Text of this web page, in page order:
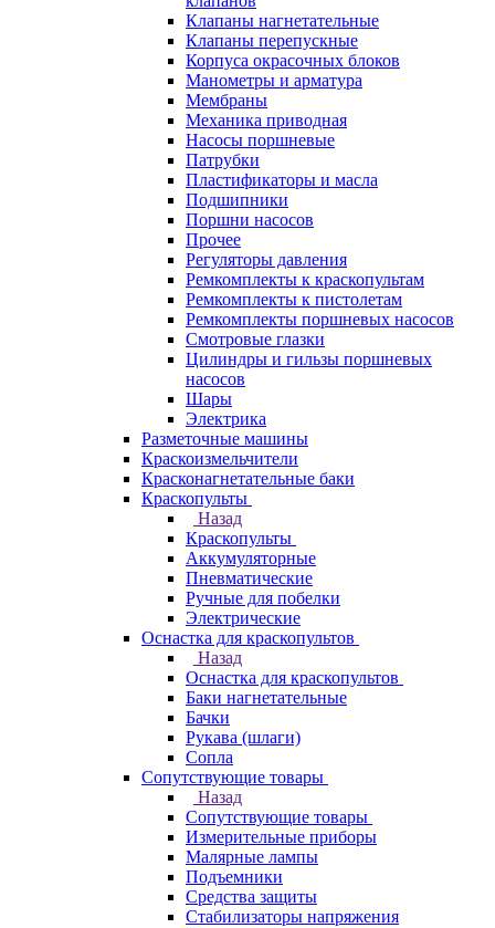
Клапаны нагнетательные
Клапаны перепускные
Корпуса окрасочных блоков
Манометры и арматура
Мембраны
Механика приводная
Насосы поршневые
Патрубки
Пластификаторы и масла
Подшипники
Поршни насосов
Прочее
Регуляторы давления
Ремкомплекты к краскопультам
Ремкомплекты к пистолетам
Ремкомплекты поршневых насосов
Смотровые глазки
Цилиндры и гильзы поршневых
насосов
Шары
Электрика
Разметочные машины
Краскоизмельчители
Красконагнетательные баки
Краскопульты
Назад
Краскопульты
Аккумуляторные
Пневматические
Ручные для побелки
Электрические
Оснастка для краскопультов
Назад
Оснастка для краскопультов
Баки нагнетательные
Бачки
Рукава (шлаги)
Сопла
Сопутствующие товары
Назад
Сопутствующие товары
Измерительные приборы
Малярные лампы
Подъемники
Средства защиты
Стабилизаторы напряжения